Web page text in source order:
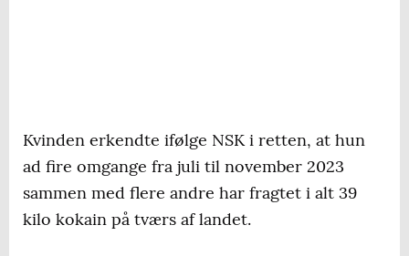
Kvinden erkendte ifølge NSK i retten, at hun
ad fire omgange fra juli til november 2023
sammen med flere andre har fragtet i alt 39
kilo kokain på tværs af landet.